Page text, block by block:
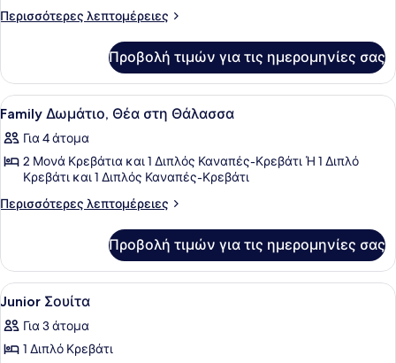
Family
Θέα
στη
Θάλασσα
Περισσότερες λεπτομέρειες
Περισσότερες
Δωμάτιο,
Μερική
Θέα
Θάλασσα
Προβολή τιμών για τις ημερομηνίες σας
Προβολή
όλων
των
φωτογραφιών
Family
στη
Θάλασσα
Ένα σύγχρονο δωμάτιο
5
Family Δωμάτιο, Θέα στη Θάλασσα
Για 4 άτομα
2 Μονά Κρεβάτια και 1 Διπλός Καναπές-Κρεβάτι Ή 1 Διπλό
Κρεβάτι και 1 Διπλός Καναπές-Κρεβάτι
Περισσότερες λεπτομέρειες
Περισσότερες
Δωμάτιο,
Θέα
στη
Προβολή τιμών για τις ημερομηνίες σας
Προβολή
όλων
των
φωτογραφιών
Ένα σύγχρονο δωμάτιο
3
Junior Σουίτα
Για 3 άτομα
1 Διπλό Κρεβάτι